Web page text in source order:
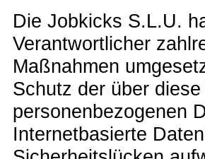
Die Jobkicks S.L.U.
Verantwortlicher
Maßnahmen
Schutz der über
personenbezogenen
Internetbasierte